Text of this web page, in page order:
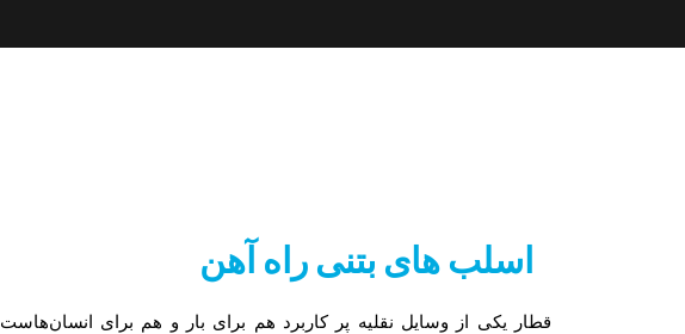
اسلب های بتنی راه آهن
قطار یکی از وسایل نقلیه پر کاربرد هم برای بار و هم برای